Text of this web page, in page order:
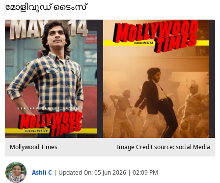
Photo
Short Videos
മോളിവുഡ് ടൈംസ്
Mollywood Times Image Credit source: social Media
Ashli C | Updated On:05 Jun 2026 | 02:09 PM